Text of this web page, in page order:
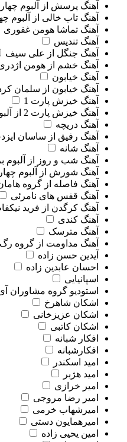
آهنگ پرسش از آلبوم
آهنگ تاب خالی از آلبوم
آهنگ تماشا هومن غفوری
آهنگ تندیس
آهنگ جنگل از علی سیف
آهنگ خشم از هومن
آهنگ خیابون
آهنگ خیابون از سلمان
آهنگ خیزش پارت 1
آهنگ خیزش پارت 2 از آلبوم چهارسیم
آهنگ دریچه
آهنگ رفیق از ساسان
آهنگ شانه
آهنگ شب و روز از آلبوم
آهنگ شورش از آلبوم
آهنگ فاصله از گروه
آهنگ قفس های نامرئی
آهنگ کرگدن از فرید
آهنگ کندی
آهنگ مترسک
آهنگ مداومت از گروه رگ
آیدین حسن زاده
احسان عابدین زاده
اسپانیایی
استودیو گروه مشاوران
اشکان شاهرخ
اشکان عزیزخانی
اشکان کاتبی
افکار شبانه
افکارشبانه
امید اسکندر
امید هژبر
امیر خرازی
امیر رضا مروجی
امیرشهاب خرمی
امیرهمایون دستی
امین یحیی زاده